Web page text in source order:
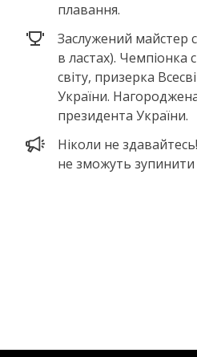
плавання.
Заслужений майстер
в ластах). Чемпіонка
світу, призерка
України.
президента України.
Ніколи не
не зможуть зупинити